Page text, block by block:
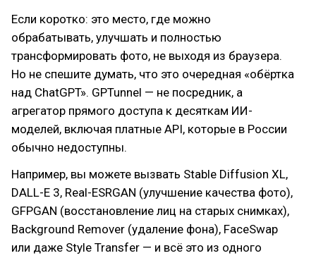
Если коротко: это место, где можно
обрабатывать, улучшать и полностью
трансформировать фото, не выходя из браузера.
Но не спешите думать, что это очередная «обёртка
над ChatGPT». GPTunnel — не посредник, а
агрегатор прямого доступа к десяткам ИИ-
моделей, включая платные API, которые в России
обычно недоступны.
Например, вы можете вызвать Stable Diffusion XL,
DALL-E 3, Real-ESRGAN (улучшение качества фото),
GFPGAN (восстановление лиц на старых снимках),
Background Remover (удаление фона), FaceSwap
или даже Style Transfer — и всё это из одного